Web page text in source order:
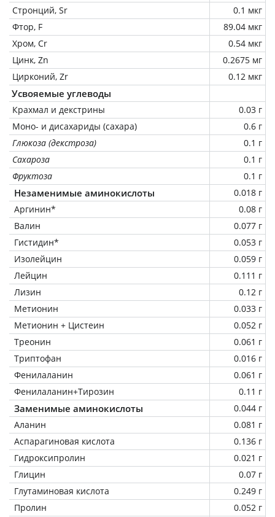
Стронций, Sr
0.1 мкг
Фтор, F
89.04 мкг
Хром, Cr
0.54 мкг
Цинк, Zn
0.2675 мг
Цирконий, Zr
0.12 мкг
Усвояемые углеводы
Крахмал и декстрины
0.03 г
Моно- и дисахариды (сахара)
0.6 г
Глюкоза (декстроза)
0.1 г
Сахароза
0.1 г
Фруктоза
0.1 г
Незаменимые аминокислоты
0.018 г
Аргинин*
0.08 г
Валин
0.077 г
Гистидин*
0.053 г
Изолейцин
0.059 г
Лейцин
0.111 г
Лизин
0.12 г
Метионин
0.033 г
Метионин + Цистеин
0.052 г
Треонин
0.061 г
Триптофан
0.016 г
Фенилаланин
0.061 г
Фенилаланин+Тирозин
0.11 г
Заменимые аминокислоты
0.044 г
Аланин
0.081 г
Аспарагиновая кислота
0.136 г
Гидроксипролин
0.021 г
Глицин
0.07 г
Глутаминовая кислота
0.249 г
Пролин
0.052 г